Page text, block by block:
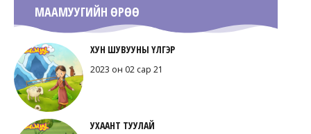
МААМУУГИЙН ӨРӨӨ
ХУН ШУВУУНЫ ҮЛГЭР
2023 он 02 сар 21
УХААНТ ТУУЛАЙ